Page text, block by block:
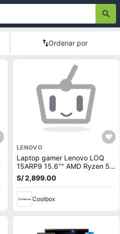
Ordenar por
LENOVO
Laptop gamer Lenovo LOQ
15ARP9 15.6"" AMD Ryzen 5-
7235HS, 512GB SSD, 12GB
RAM, GeForce RTX 3050,
S/ 2,899.00
Coolbox